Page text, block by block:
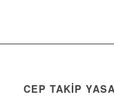
CEP TAKİP